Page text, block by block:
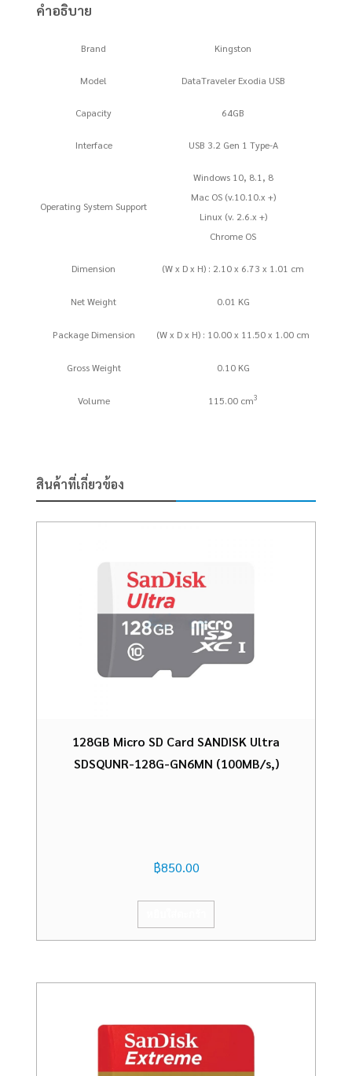
Black
คำอธิบาย
Brand Kingston
Model DataTraveler Exodia USB
Capacity 64GB
Interface USB 3.2 Gen 1 Type-A
Operating System Support
Windows 10, 8.1, 8
Mac OS (v.10.10.x +)
Linux (v. 2.6.x +)
Chrome OS
Dimension (W x D x H) : 2.10 x 6.73 x 1.01 cm
Net Weight 0.01 KG
Package Dimension (W x D x H) : 10.00 x 11.50 x 1.00 cm
Gross Weight 0.10 KG
Volume 115.00 cm3
สินค้าที่เกี่ยวข้อง
128GB Micro SD Card SANDISK Ultra
SDSQUNR-128G-GN6MN (100MB/s,)
฿850.00